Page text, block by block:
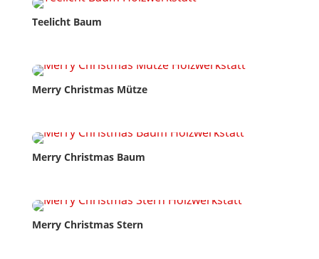
Teelicht Baum
Merry Christmas Mütze
Merry Christmas Baum
Merry Christmas Stern